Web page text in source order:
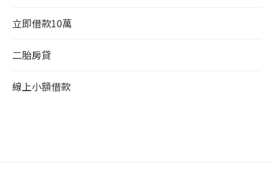
立即借款10萬
二胎房貸
線上小額借款